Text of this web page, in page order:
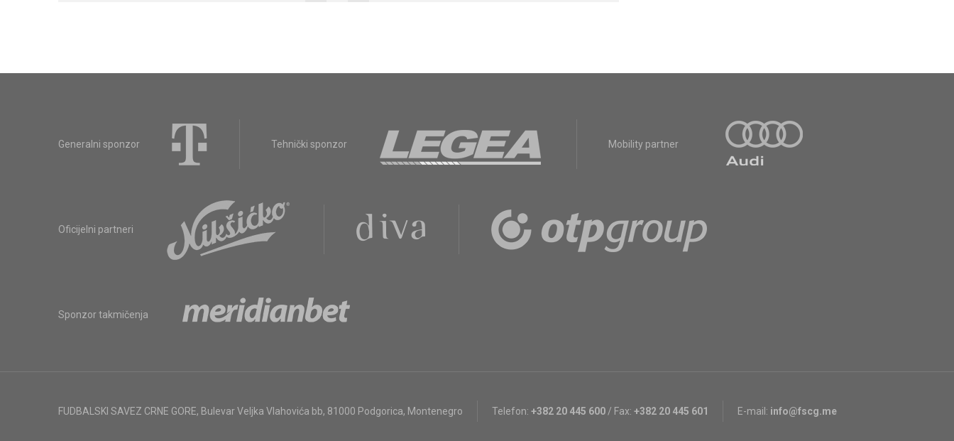
Generalni sponzor Tehnički sponzor Mobility partner
Oficijelni partneri
Sponzor takmičenja
FUDBALSKI SAVEZ CRNE GORE, Bulevar Veljka Vlahovića bb, 81000 Podgorica, Montenegro Telefon: +382 20 445 600 / Fax: +382 20 445 601 E-mail: info@fscg.me